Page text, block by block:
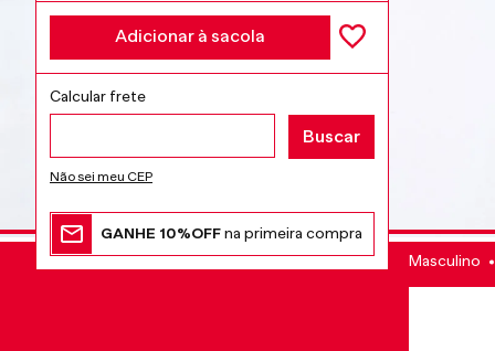
Adicionar à sacola
Não sei meu CEP
GANHE 10%OFFna primeira compra
Masculino